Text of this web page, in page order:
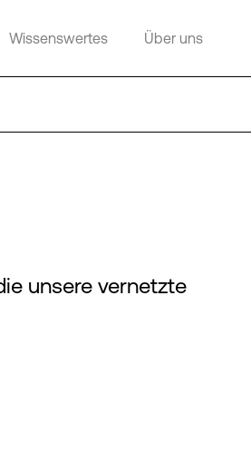
Wissenswertes Über uns
unsere vernetzte